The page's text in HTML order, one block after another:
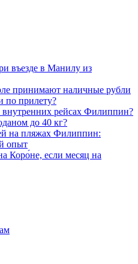
въезде в Манилу из
принимают наличные рубли
по прилету?
внутренних рейсах Филиппин?
до 40 кг?
на пляжах Филиппин:
опыт
Коро́не, если месяц на